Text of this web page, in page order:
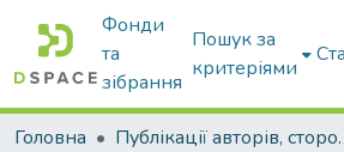
Фонди
та
зібрання
Пошук за
критеріями
Головна
Публікації